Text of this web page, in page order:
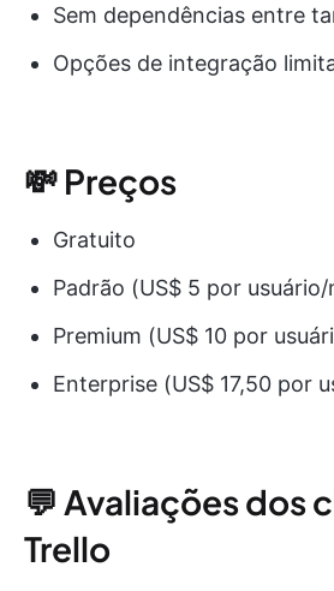
Sem dependências entre
Opções de integração
💸 Preços
Gratuito
Padrão (US$ 5 por usuário/
Premium (US$ 10 por
Enterprise (US$ 17,50 por
💬 Avaliações dos
Trello